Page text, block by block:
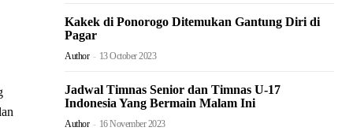
Kakek di Ponorogo Ditemukan Gantung Diri di
Pagar
Author - 13 October 2023
Jadwal Timnas Senior dan Timnas U-17
Indonesia Yang Bermain Malam Ini
Author - 16 November 2023